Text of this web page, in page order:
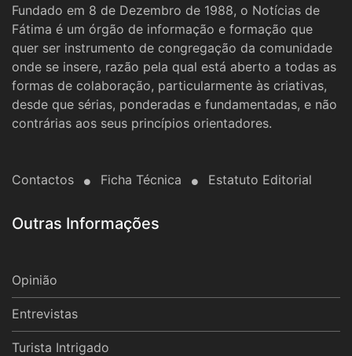
Fundado em 8 de Dezembro de 1988, o Notícias de
Fátima é um órgão de informação e formação que
quer ser instrumento de congregação da comunidade
onde se insere, razão pela qual está aberto a todas as
formas de colaboração, particularmente às criativas,
desde que sérias, ponderadas e fundamentadas, e não
contrárias aos seus princípios orientadores.
Contactos Ficha Técnica Estatuto Editorial
Outras Informações
Opinião
Entrevistas
Turista Intrigado